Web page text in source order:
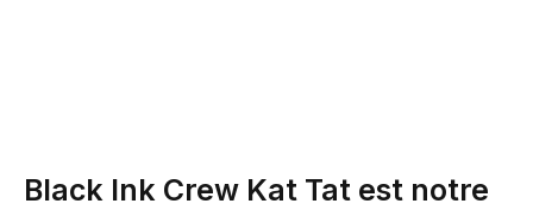
Black Ink Crew Kat Tat est notre